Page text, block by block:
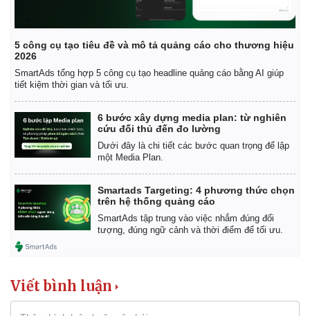
Pháp luật
Vụ án
Tin nóng
Quân sự - Quốc phòng
Vũ khí
Việt Nam
Phân tích
5 công cụ tạo tiêu đề và mô tả quảng cáo cho thương hiệu
2026
SmartAds tổng hợp 5 công cụ tạo headline quảng cáo bằng AI giúp
tiết kiệm thời gian và tối ưu.
6 bước xây dựng media plan: từ nghiên
cứu đối thủ đến đo lường
Dưới đây là chi tiết các bước quan trọng để lập
một Media Plan.
Smartads Targeting: 4 phương thức chọn
trên hệ thống quảng cáo
SmartAds tập trung vào việc nhắm đúng đối
tượng, đúng ngữ cảnh và thời điểm để tối ưu.
Viết bình luận